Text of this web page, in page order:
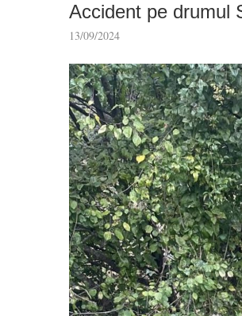
Accident pe drumul
13/09/2024